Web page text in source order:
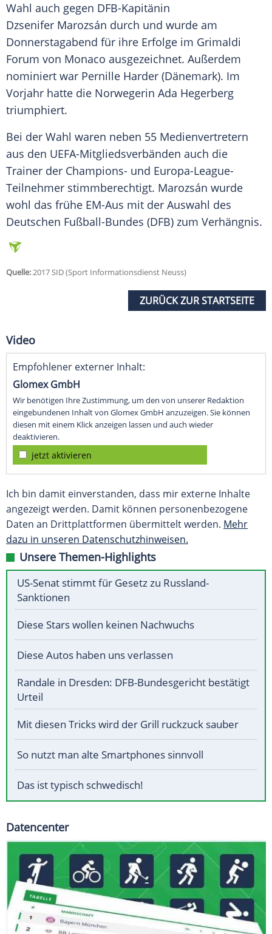
Wahl auch gegen DFB-Kapitänin
Dzsenifer Marozsán durch und wurde am
Donnerstagabend für ihre Erfolge im Grimaldi
Forum von Monaco ausgezeichnet. Außerdem
nominiert war Pernille Harder (Dänemark). Im
Vorjahr hatte die Norwegerin Ada Hegerberg
triumphiert.
Bei der Wahl waren neben 55 Medienvertretern
aus den UEFA-Mitgliedsverbänden auch die
Trainer der Champions- und Europa-League-
Teilnehmer stimmberechtigt. Marozsán wurde
wohl das frühe EM-Aus mit der Auswahl des
Deutschen Fußball-Bundes (DFB) zum Verhängnis.
Quelle:2017 SID (Sport Informationsdienst Neuss)
ZURÜCK ZUR STARTSEITE
Video
Empfohlener externer Inhalt:
Glomex GmbH
Wir benötigen Ihre Zustimmung, um den von unserer Redaktion
eingebundenen Inhalt von Glomex GmbH anzuzeigen. Sie können
diesen mit einem Klick anzeigen lassen und auch wieder
deaktivieren.
jetzt aktivieren
Ich bin damit einverstanden, dass mir externe Inhalte
angezeigt werden. Damit können personenbezogene
Daten an Drittplattformen übermittelt werden. Mehr
dazu in unseren Datenschutzhinweisen.
Unsere Themen-Highlights
US-Senat stimmt für Gesetz zu Russland-
Sanktionen
Diese Stars wollen keinen Nachwuchs
Diese Autos haben uns verlassen
Randale in Dresden: DFB-Bundesgericht bestätigt
Urteil
Mit diesen Tricks wird der Grill ruckzuck sauber
So nutzt man alte Smartphones sinnvoll
Das ist typisch schwedisch!
Datencenter